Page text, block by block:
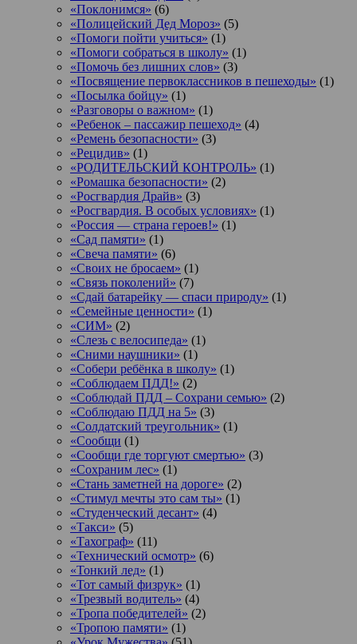
«Поклонимся» (6)
«Полицейский Дед Мороз» (5)
«Помоги пойти учиться» (1)
«Помоги собраться в школу» (1)
«Помочь без лишних слов» (3)
«Посвящение первоклассников в пешеходы» (1)
«Посылка бойцу» (1)
«Разговоры о важном» (1)
«Ребенок – пассажир пешеход» (4)
«Ремень безопасности» (3)
«Рецидив» (1)
«РОДИТЕЛЬСКИЙ КОНТРОЛЬ» (1)
«Ромашка безопасности» (2)
«Росгвардия Драйв» (3)
«Росгвардия. В особых условиях» (1)
«Россия — страна героев!» (1)
«Сад памяти» (1)
«Свеча памяти» (6)
«Своих не бросаем» (1)
«Связь поколений» (7)
«Сдай батарейку — спаси природу» (1)
«Семейные ценности» (1)
«СИМ» (2)
«Слезь с велосипеда» (1)
«Сними наушники» (1)
«Собери ребёнка в школу» (1)
«Соблюдаем ПДД!» (2)
«Соблюдай ПДД – Сохрани семью» (2)
«Соблюдаю ПДД на 5» (3)
«Солдатский треугольник» (1)
«Сообщи (1)
«Сообщи где торгуют смертью» (3)
«Сохраним лес» (1)
«Стань заметней на дороге» (2)
«Стимул мечты это сам ты» (1)
«Студенческий десант» (4)
«Такси» (5)
«Тахограф» (11)
«Технический осмотр» (6)
«Тонкий лед» (1)
«Тот самый физрук» (1)
«Трезвый водитель» (4)
«Тропа победителей» (2)
«Тропою памяти» (1)